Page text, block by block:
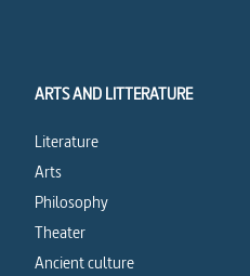
ARTS AND LITTERATURE
Literature
Arts
Philosophy
Theater
Ancient culture